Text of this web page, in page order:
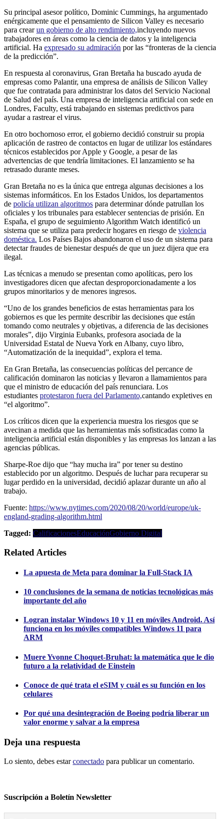
Su principal asesor político, Dominic Cummings, ha argumentado
enérgicamente que el pensamiento de Silicon Valley es necesario
para crearun gobierno de alto rendimiento,incluyendo nuevos
trabajadores en áreas como la ciencia de datos y la inteligencia
artificial. Ha expresado su admiración por las “fronteras de la ciencia
de la predicción”.
En respuesta al coronavirus, Gran Bretaña ha buscado ayuda de
empresas como Palantir, una empresa de análisis de Silicon Valley
que fue contratada para administrar los datos del Servicio Nacional
de Salud del país. Una empresa de inteligencia artificial con sede en
Londres, Faculty, está trabajando en sistemas predictivos para
ayudar a rastrear el virus.
En otro bochornoso error, el gobierno decidió construir su propia
aplicación de rastreo de contactos en lugar de utilizar los estándares
técnicos establecidos por Apple y Google, a pesar de las
advertencias de que tendría limitaciones. El lanzamiento se ha
retrasado durante meses.
Gran Bretaña no es la única que entrega algunas decisiones a los
sistemas informáticos. En los Estados Unidos, los departamentos
de policía utilizan algoritmos para determinar dónde patrullan los
oficiales y los tribunales para establecer sentencias de prisión. En
España, el grupo de seguimiento Algorithm Watch identificó un
sistema que se utiliza para predecir hogares en riesgo de violencia
doméstica. Los Países Bajos abandonaron el uso de un sistema para
detectar fraudes de bienestar después de que un juez dijera que era
ilegal.
Las técnicas a menudo se presentan como apolíticas, pero los
investigadores dicen que afectan desproporcionadamente a los
grupos minoritarios y de menores ingresos.
“Uno de los grandes beneficios de estas herramientas para los
gobiernos es que les permite describir las decisiones que están
tomando como neutrales y objetivas, a diferencia de las decisiones
morales”, dijo Virginia Eubanks, profesora asociada de la
Universidad Estatal de Nueva York en Albany, cuyo libro,
“Automatización de la inequidad”, explora el tema.
En Gran Bretaña, las consecuencias políticas del percance de
calificación dominaron las noticias y llevaron a llamamientos para
que el ministro de educación del país renunciara. Los
estudiantes protestaron fuera del Parlamento,cantando expletives en
“el algoritmo”.
Los críticos dicen que la experiencia muestra los riesgos que se
avecinan a medida que las herramientas más sofisticadas como la
inteligencia artificial están disponibles y las empresas los lanzan a las
agencias públicas.
Sharpe-Roe dijo que “hay mucha ira” por tener su destino
establecido por un algoritmo. Después de luchar para recuperar su
lugar perdido en la universidad, decidió aplazar durante un año al
trabajo.
Fuente: https://www.nytimes.com/2020/08/20/world/europe/uk-
england-grading-algorithm.html
Tagged: CalificacionesEducaciónGobierno Digital
Related Articles
La apuesta de Meta para dominar la Full-Stack IA
10 conclusiones de la semana de noticias tecnológicas más
importante del año
Logran instalar Windows 10 y 11 en móviles Android. Así
funciona en los móviles compatibles Windows 11 para
ARM
Muere Yvonne Choquet-Bruhat: la matemática que le dio
futuro a la relatividad de Einstein
Conoce de qué trata el eSIM y cuál es su función en los
celulares
Por qué una desintegración de Boeing podría liberar un
valor enorme y salvar a la empresa
Deja una respuesta
Lo siento, debes estarconectado para publicar un comentario.
Suscripción a Boletín Newsletter